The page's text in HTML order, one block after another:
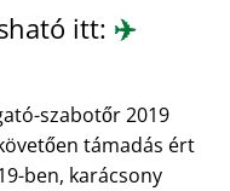
itt: ✈️
szabotőr 2019
támadás ért
ben, karácsony